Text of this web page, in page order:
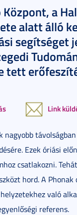
Központ, a
alatt álló
segítséget
tett
Link
Ezek óriási
csatlakozni.
hord. A
való
referens.